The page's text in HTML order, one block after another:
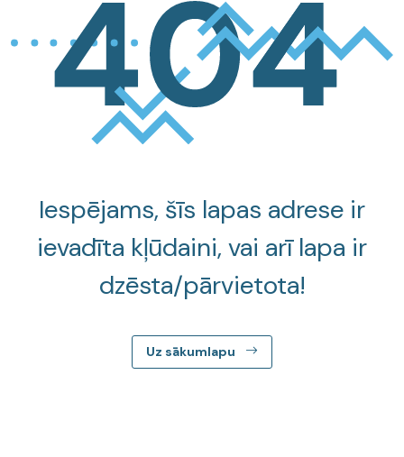
Iespējams, šīs lapas adrese ir
ievadīta kļūdaini, vai arī lapa ir
dzēsta/pārvietota!
Uz sākumlapu